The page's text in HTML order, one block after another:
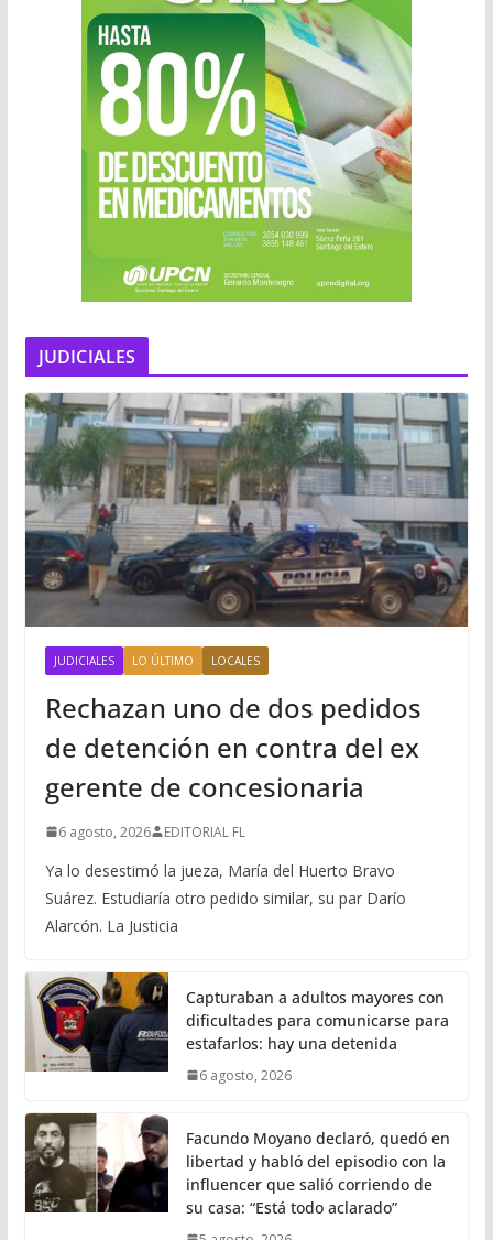
JUDICIALES
JUDICIALES LO ÚLTIMO LOCALES
Rechazan uno de dos pedidos
de detención en contra del ex
gerente de concesionaria
6 agosto, 2026 EDITORIAL FL
Ya lo desestimó la jueza, María del Huerto Bravo
Suárez. Estudiaría otro pedido similar, su par Darío
Alarcón. La Justicia
Capturaban a adultos mayores con
dificultades para comunicarse para
estafarlos: hay una detenida
6 agosto, 2026
Facundo Moyano declaró, quedó en
libertad y habló del episodio con la
influencer que salió corriendo de
su casa: “Está todo aclarado”